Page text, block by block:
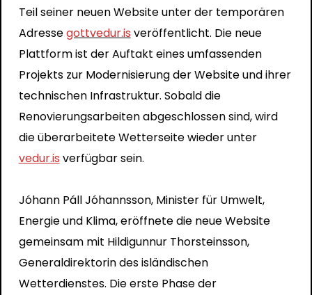
Teil seiner neuen Website unter der temporären
Adressegottvedur.is veröffentlicht. Die neue
Plattform ist der Auftakt eines umfassenden
Projekts zur Modernisierung der Website und ihrer
technischen Infrastruktur. Sobald die
Renovierungsarbeiten abgeschlossen sind, wird
die überarbeitete Wetterseite wieder unter
vedur.is verfügbar sein.
Jóhann Páll Jóhannsson, Minister für Umwelt,
Energie und Klima, eröffnete die neue Website
gemeinsam mit Hildigunnur Thorsteinsson,
Generaldirektorin des isländischen
Wetterdienstes. Die erste Phase der